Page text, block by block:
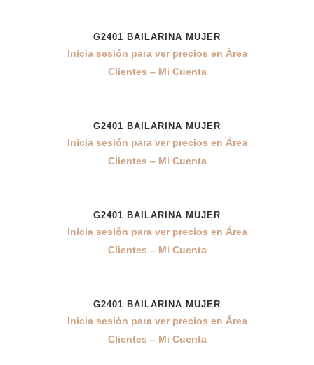
G2401 BAILARINA MUJER
Inicia sesión para ver precios en Área
Clientes – Mi Cuenta
G2401 BAILARINA MUJER
Inicia sesión para ver precios en Área
Clientes – Mi Cuenta
G2401 BAILARINA MUJER
Inicia sesión para ver precios en Área
Clientes – Mi Cuenta
G2401 BAILARINA MUJER
Inicia sesión para ver precios en Área
Clientes – Mi Cuenta